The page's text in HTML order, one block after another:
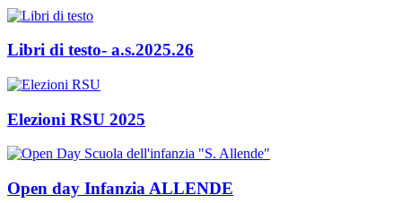
Libri di testo- a.s.2025.26
Elezioni RSU 2025
Open day Infanzia ALLENDE